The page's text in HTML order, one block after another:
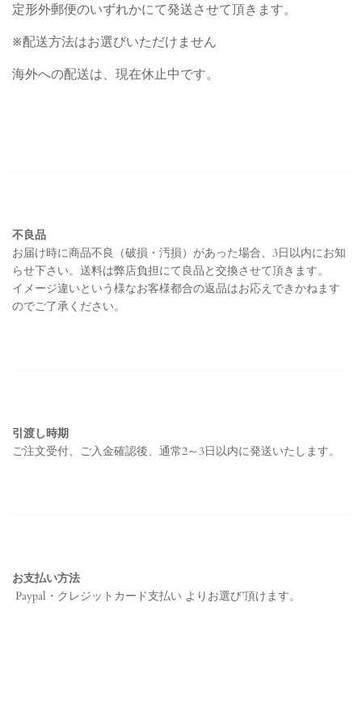
定形外郵便のいずれかにて発送させて頂きます。
※配送方法はお選びいただけません
海外への配送は、現在休止中です。
不良品
お届け時に商品不良（破損・汚損）があった場合、3日以内にお知
らせ下さい。送料は弊店負担にて 良品と交換させて頂きます。
イメージ違いという様なお客様都合の返品はお応えできかねます
のでご了承ください。
引渡し時期
ご注文受付、ご入金確認後、通常2～3日以内に発送いたします。
お支払い方法
Paypal・クレジットカード支払い よりお選び’頂けます。